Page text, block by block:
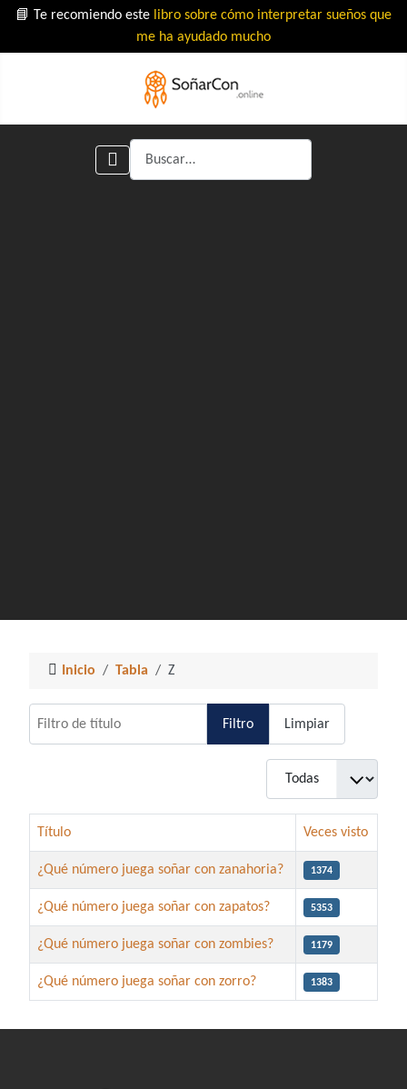
📘 Te recomiendo este libro sobre cómo interpretar sueños que
me ha ayudado mucho
Buscar
Inicio Tabla Z
Filtro Limpiar
Cantidad
Título Veces visto
¿Qué número juega soñar con zanahoria? 1374
¿Qué número juega soñar con zapatos? 5353
¿Qué número juega soñar con zombies? 1179
¿Qué número juega soñar con zorro? 1383